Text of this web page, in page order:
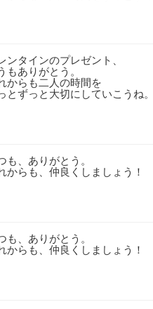
ンタインのプレゼント、
もありがとう。
からも二人の時間を
とずっと大切にしていこうね。
も、ありがとう。
からも、仲良くしましょう！
も、ありがとう。
からも、仲良くしましょう！